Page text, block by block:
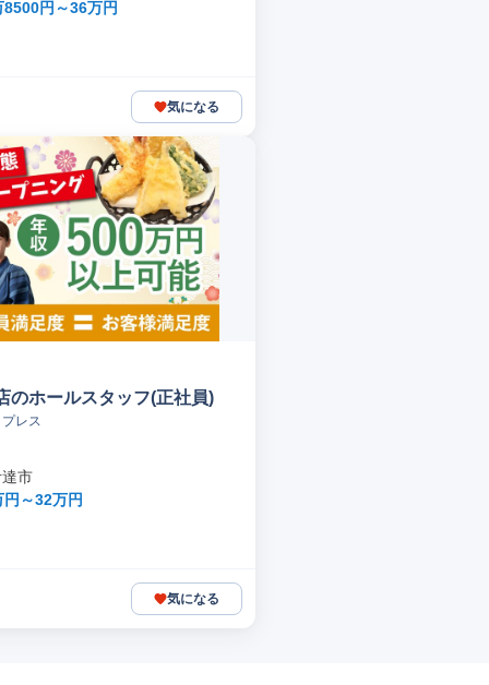
円～36万円
気になる
のホールスタッフ(正社員)
レス
市
～32万円
気になる